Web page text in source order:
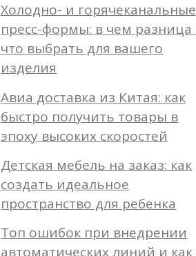
Холодно- и горячеканальные
пресс-формы: в чем разница
что выбрать для вашего
изделия
Авиа доставка из Китая: как
быстро получить товары в
эпоху высоких скоростей
Детская мебель на заказ: как
создать идеальное
пространство для ребенка
Топ ошибок при внедрении
автоматических линий и как